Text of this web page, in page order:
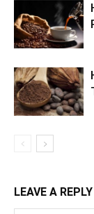
LEAVE A REPLY